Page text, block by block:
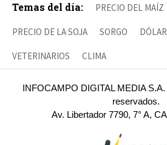
Temas del día: PRECIO DEL MAÍZ
PRECIO DE LA SOJA SORGO DÓLAR
VETERINARIOS CLIMA
INFOCAMPO DIGITAL MEDIA
reservados.
Av. Libertador 7790, 7° A,